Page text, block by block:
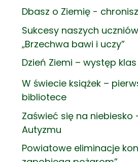
Dbasz o Ziemię -
Sukcesy naszych
„Brzechwa bawi i uczy”
Dzień Ziemi – występ
W świecie książek –
bibliotece
Zaświeć się na niebiesko
Autyzmu
Powiatowe eliminacje